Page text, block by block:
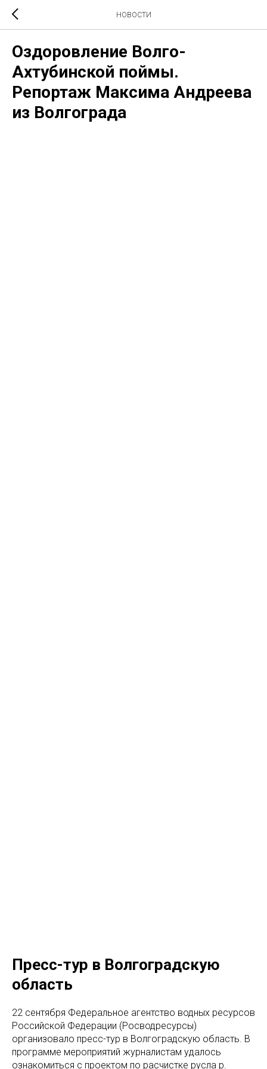
НОВОСТИ
Оздоровление Волго-
Ахтубинской поймы.
Репортаж Максима Андреева
из Волгограда
Пресс-тур в Волгоградскую
область
22 сентября Федеральное агентство водных ресурсов
Российской Федерации (Росводресурсы)
организовало пресс-тур в Волгоградскую область. В
программе мероприятий журналистам удалось
ознакомиться с проектом по расчистке русла р.